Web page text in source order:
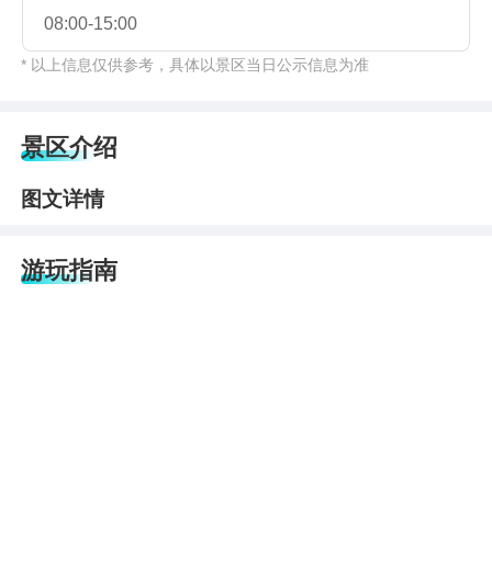
08:00-15:00
* 以上信息仅供参考，具体以景区当日公示信息为准
景区介绍
图文详情
游玩指南